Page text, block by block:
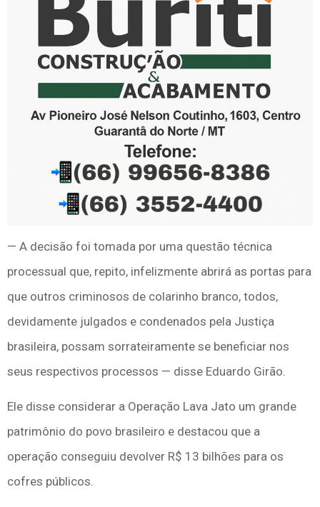
— A decisão foi tomada por uma questão técnica
processual que, repito, infelizmente abrirá as portas para
que outros criminosos de colarinho branco, todos,
devidamente julgados e condenados pela Justiça
brasileira, possam sorrateiramente se beneficiar nos
seus respectivos processos — disse Eduardo Girão.
Ele disse considerar a Operação Lava Jato um grande
patrimônio do povo brasileiro e destacou que a
operação conseguiu devolver R$ 13 bilhões para os
cofres públicos.